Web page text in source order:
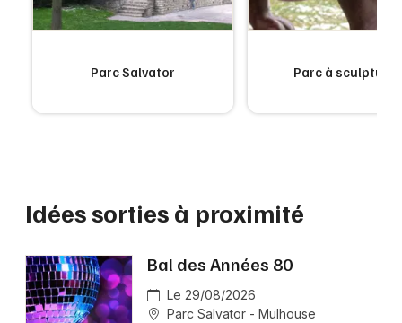
Parc Salvator Parc à sculptures
Idées sorties à proximité
Bal des Années 80
Le 29/08/2026
Parc Salvator - Mulhouse